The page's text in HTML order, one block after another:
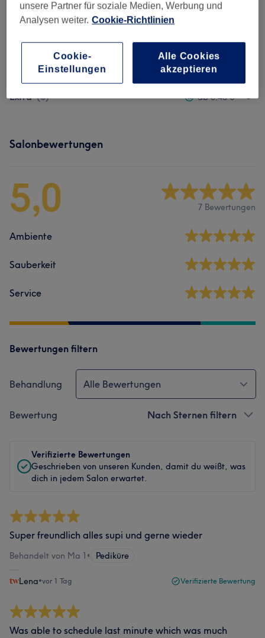
Maniküre & Pediküre (2) ab 11,40 €
Spar Pakete % (1) ab 49 €
Extra (8) ab 0,48 €
Salonbewertungen
5,0 7 Bewertungen
Ambiente
Sauberkeit
Service
Bewertungen filtern
Behandlung Alle Bewertungen
Bewertung Nach Sternen filtern
Verifizierte Bewertungen
Geschrieben von unseren Kunden, damit du weißt, was
dich in jedem Salon erwartet.
Super freundlich alles supi und gerne wieder
Behandelt von Ma 1 • Pediküre
Lena•vor 1 Tag Verifizierte Bewertung
Was able to schedule last minute which was much
unsere Partner für soziale Medien, Werbung und
Analysen weiter. Cookie-Richtlinien
Cookie-
Einstellungen
Alle Cookies
akzeptieren